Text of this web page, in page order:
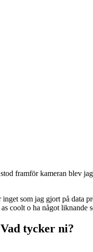
framför kameran blev
som jag gjort på
coolt o ha något liknande
Vad tycker ni?